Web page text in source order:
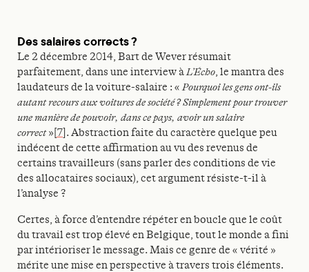
Des salaires corrects ?
Le 2 décembre 2014, Bart de Wever résumait
parfaitement, dans une interview àL’Écho, le mantra des
laudateurs de la voiture-salaire : «Pourquoi les gens ont-ils
autant recours aux voitures de société ? Simplement pour trouver
une manière de pouvoir, dans ce pays, avoir un salaire
correct»[7] . Abstraction faite du caractère quelque peu
indécent de cette affirmation au vu des revenus de
certains travailleurs (sans parler des conditions de vie
des allocataires sociaux), cet argument résiste-t-il à
l’analyse ?
Certes, à force d’entendre répéter en boucle que le coût
du travail est trop élevé en Belgique, tout le monde a fini
par intérioriser le message. Mais ce genre de « vérité »
mérite une mise en perspective à travers trois éléments.